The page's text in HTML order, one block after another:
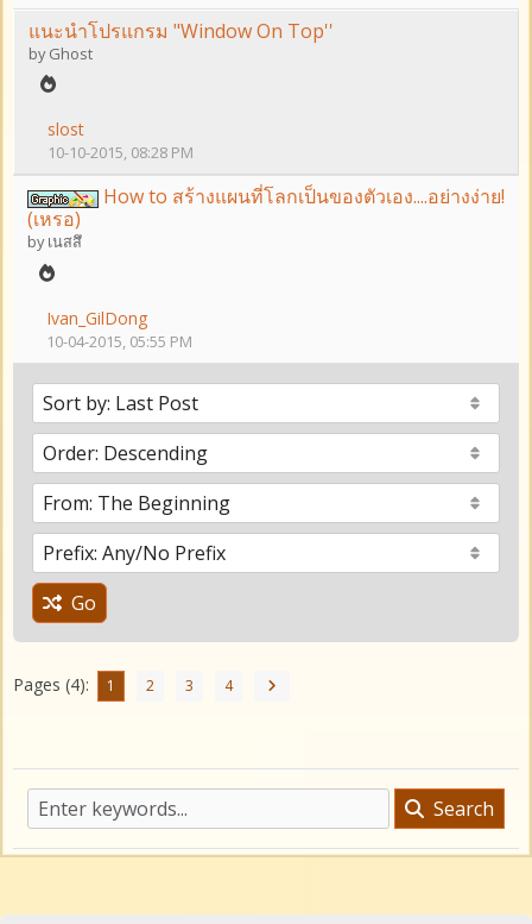
แนะนำโปรแกรม "Window On Top''
byGhost
slost
10-10-2015, 08:28 PM
How to สร้างแผนที่โลกเป็นของตัวเอง....อย่างง่าย!
(เหรอ)
byเนสสึ
Ivan_GilDong
10-04-2015, 05:55 PM
Go
Pages (4): 1 2 3 4
Search